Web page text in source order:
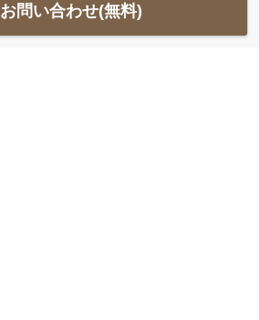
お問い合わせ(無料)